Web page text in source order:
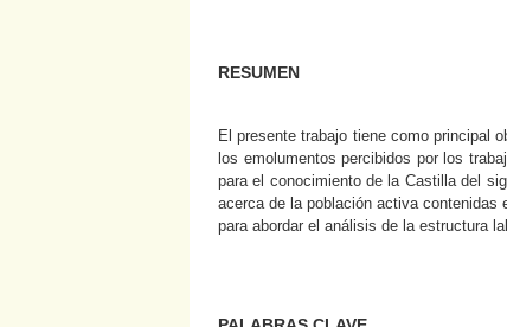
RESUMEN
El presente trabajo tiene como principal
los emolumentos percibidos por los
para el conocimiento de la Castilla del
acerca de la población activa
para abordar el análisis de la estructura